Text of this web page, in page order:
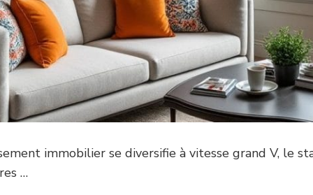
immobilier se diversifie à vitesse grand V, le
…